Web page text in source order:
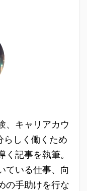
、キャリアカウ
らしく働くため
記事を執筆。
ている仕事、向
の手助けを行な